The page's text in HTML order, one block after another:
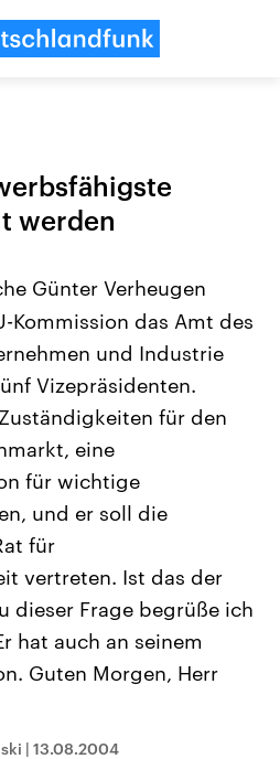
aus
USA
Hintergründe
gehören die Vereinigten
den mächtigsten Ländern
mit großem Einfluss auf
aktuelle Weltgeschehen.
werden
Günter Verheugen
Kommission das Amt des
und Industrie
Vizepräsidenten.
für den
eine
für wichtige
und er soll die
für
vertreten. Ist das der
dieser Frage begrüße ich
hat auch an seinem
Guten Morgen, Herr
| 13.08.2004